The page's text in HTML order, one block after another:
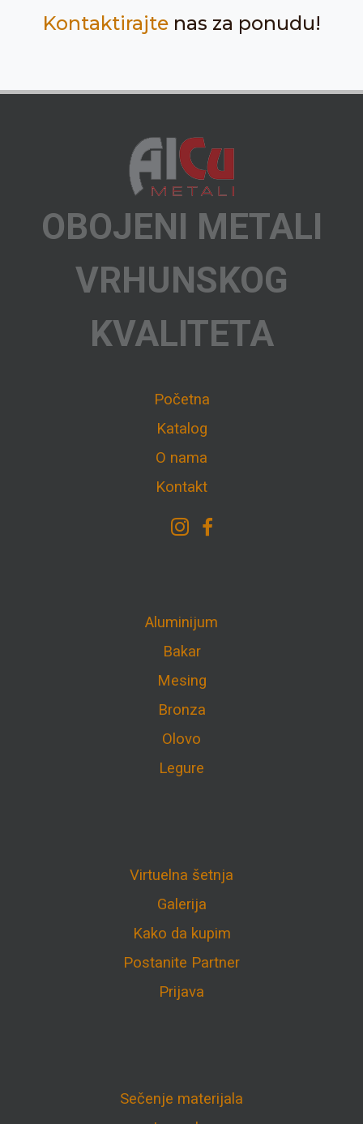
Kontaktirajtenas za ponudu!
OBOJENI METALI
VRHUNSKOG
KVALITETA
Početna
Katalog
O nama
Kontakt
Aluminijum
Bakar
Mesing
Bronza
Olovo
Legure
Virtuelna šetnja
Galerija
Kako da kupim
Postanite Partner
Prijava
Sečenje materijala